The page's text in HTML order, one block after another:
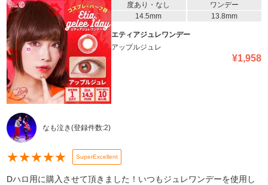
度あり・なし
ワンデー
14.5mm
13.8mm
エティアジュレワンデー
アップルジュレ
¥1,958
なも泣き(登録件数:2)
★★★★★ SuperExcellent
Dハロ用に購入させて頂きました！いつもジュレワンデーを使用し